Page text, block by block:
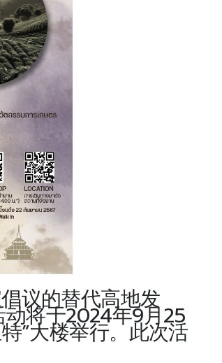
议的替代高地发
动将于2024年9月25
”大楼举行。此次活